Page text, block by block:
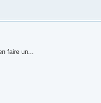
faire un...